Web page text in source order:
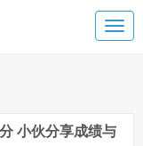
小伙分享成绩与